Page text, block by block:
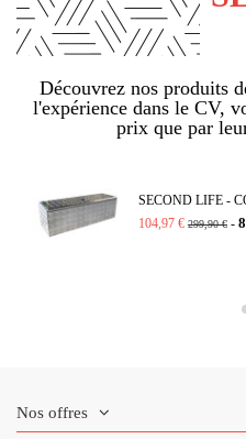
Découvrez nos produits
l'expérience dans le CV,
prix que par
SECOND LIFE -
104,97 € 299,90 € -
Nos offres